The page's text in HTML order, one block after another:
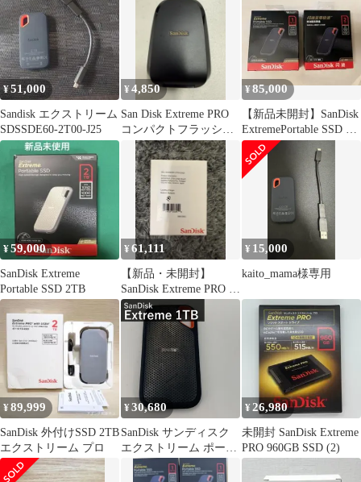
¥51,000
Sandisk エクストリーム
SDSSDE60-2T00-J25
¥4,850
San Disk Extreme PRO
コンパクトフラッシュ
リーダー
¥85,000
【新品未開封】SanDisk
ExtremePortable SSD 1T
2T
¥59,000
SanDisk Extreme
Portable SSD 2TB
¥61,111
【新品・未開封】
SanDisk Extreme PRO ポ
ータブルSSD 2TB
¥ 15,000
kaito_mama様専用
¥89,999
SanDisk 外付けSSD 2TB
エクストリーム プロ
¥30,680
SanDisk サンディスク
エクストリーム ポータ
ブルSSD 1TB
SDSSDE61-1T00 ブラッ
¥26,980
未開封 SanDisk Extreme
PRO 960GB SSD (2)